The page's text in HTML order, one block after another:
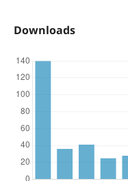
Downloads